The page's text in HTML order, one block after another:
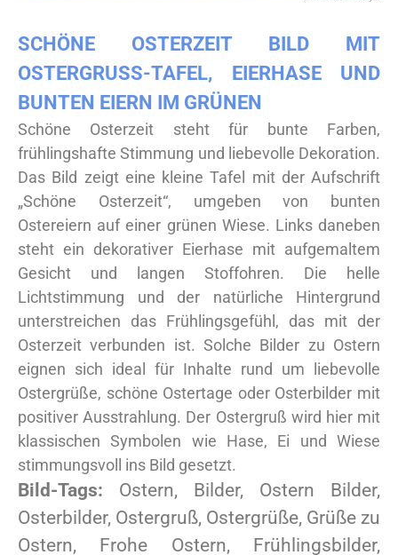
SCHÖNE OSTERZEIT BILD MIT
OSTERGRUSS-TAFEL, EIERHASE UND B
UNTEN EIERN IM GRÜNEN
Schöne Osterzeit steht für bunte Farben,
frühlingshafte Stimmung und liebevolle Dekoration.
Das Bild zeigt eine kleine Tafel mit der Aufschrift
„Schöne Osterzeit“, umgeben von bunten
Ostereiern auf einer grünen Wiese. Links daneben
steht ein dekorativer Eierhase mit aufgemaltem
Gesicht und langen Stoffohren. Die helle
Lichtstimmung und der natürliche Hintergrund
unterstreichen das Frühlingsgefühl, das mit der
Osterzeit verbunden ist. Solche Bilder zu Ostern
eignen sich ideal für Inhalte rund um liebevolle
Ostergrüße, schöne Ostertage oder Osterbilder mit
positiver Ausstrahlung. Der Ostergruß wird hier mit
klassischen Symbolen wie Hase, Ei und Wiese
stimmungsvoll ins Bild gesetzt.
Bild-Tags: Ostern, Bilder, Ostern Bilder,
Osterbilder, Ostergruß, Ostergrüße, Grüße zu
Ostern, Frohe Ostern, Frühlingsbilder,